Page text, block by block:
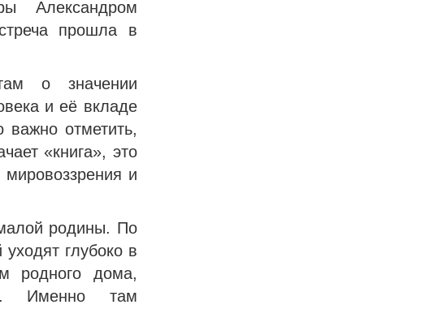
Александром
прошла в
о значении
и её вкладе
важно отметить,
«книга», это
и
родины. По
глубоко в
родного дома,
Именно там